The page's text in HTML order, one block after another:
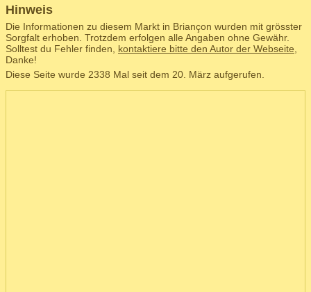
Hinweis
Die Informationen zu diesem Markt in Briançon wurden mit grösster
Sorgfalt erhoben. Trotzdem erfolgen alle Angaben ohne Gewähr.
Solltest du Fehler finden, kontaktiere bitte den Autor der Webseite
Danke!
Diese Seite wurde 2338 Mal seit dem 20. März aufgerufen.